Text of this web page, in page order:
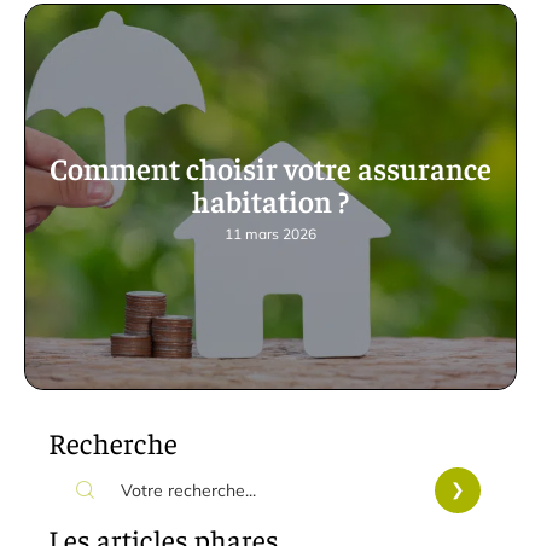
Comment choisir votre assurance
habitation ?
11 mars 2026
Recherche
Les articles phares